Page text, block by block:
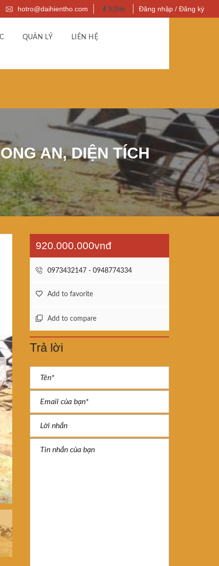
hotro@daihientho.com Đăng nhập / Đăng ký
QUẢN LÝ LIÊN HỆ
AN, DIỆN TÍCH
920.000.000vnđ
0973432147 - 0948774334
Add to favorite
Add to compare
Trả lời